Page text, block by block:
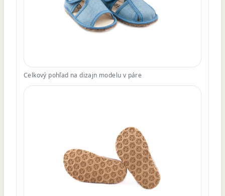
Celkový pohľad na dizajn modelu v páre